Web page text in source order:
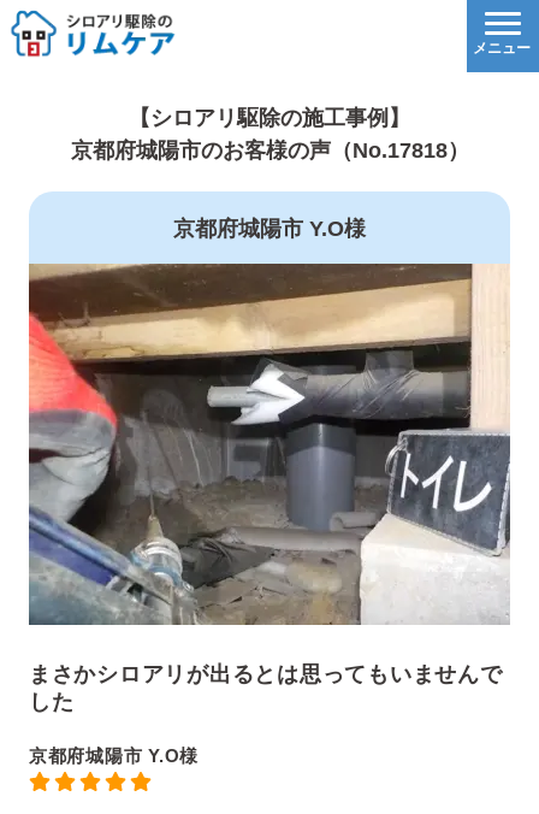
【シロアリ駆除の施工事例】
京都府城陽市のお客様の声（No.17818）
京都府城陽市 Y.O様
まさかシロアリが出るとは思ってもいませんで
した
京都府城陽市 Y.O様